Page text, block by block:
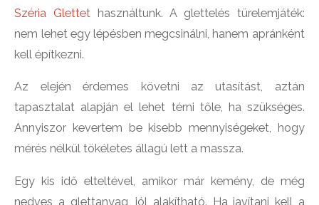
Széria Glettet használtunk. A glettelés türelemjáték:
nem lehet egy lépésben megcsinálni, hanem apránként
kell építkezni.
Az elején érdemes követni az utasítást, aztán
tapasztalat alapján el lehet térni tőle, ha szükséges.
Annyiszor kevertem be kisebb mennyiségeket, hogy
mérés nélkül tökéletes állagú lett a massza.
Egy kis idő elteltével, amikor már kemény, de még
nedves a glettanyag, jól alakítható. Ha javítani kell a